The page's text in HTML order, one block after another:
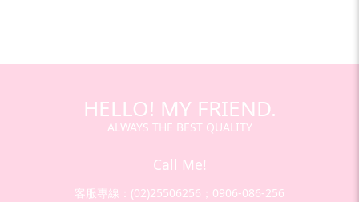
HELLO! MY FRIEND.
ALWAYS THE BEST QUALITY
Call Me!
客服專線：(02)25506256；0906-086-256